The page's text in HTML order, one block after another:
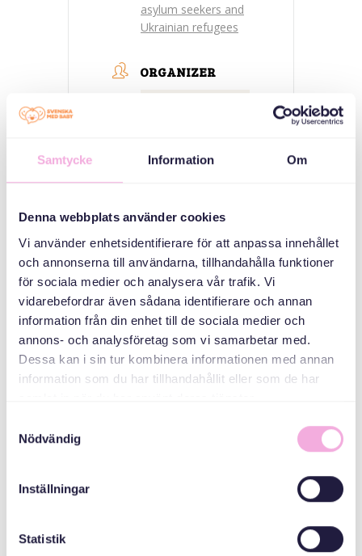
Samtycke Information Om
Denna webbplats använder cookies
Vi använder enhetsidentifierare för att anpassa innehållet
och annonserna till användarna, tillhandahålla funktioner
för sociala medier och analysera vår trafik. Vi
vidarebefordrar även sådana identifierare och annan
information från din enhet till de sociala medier och
annons- och analysföretag som vi samarbetar med.
Dessa kan i sin tur kombinera informationen med annan
information som du har tillhandahållit eller som de har
Nödvändig
Inställningar
Statistik
asylum seekers and
Ukrainian refugees
ORGANIZER
Svenska med baby
E-post
bokningen@svenskamedbaby.se
CO-ORGANIZERS